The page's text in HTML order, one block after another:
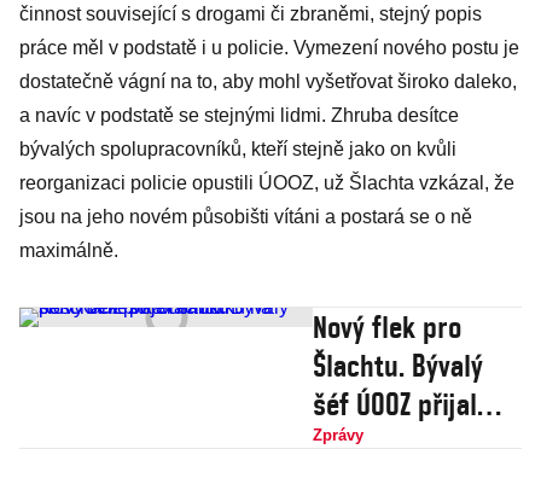
činnost související s drogami či zbraněmi, stejný popis
práce měl v podstatě i u policie. Vymezení nového postu je
dostatečně vágní na to, aby mohl vyšetřovat široko daleko,
a navíc v podstatě se stejnými lidmi. Zhruba desítce
bývalých spolupracovníků, kteří stejně jako on kvůli
reorganizaci policie opustili ÚOOZ, už Šlachta vzkázal, že
jsou na jeho novém působišti vítáni a postará se o ně
maximálně.
Nový flek pro
Šlachtu. Bývalý
šéf ÚOOZ přijal
nabídku na post
Zprávy